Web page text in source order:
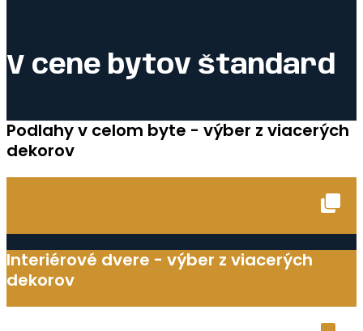
V cene bytov štandard
Podlahy v celom byte - výber z viacerých
dekorov
Interiérové dvere - výber z viacerých
dekorov